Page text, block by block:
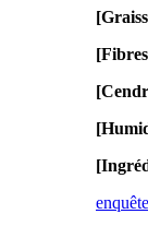
enquête